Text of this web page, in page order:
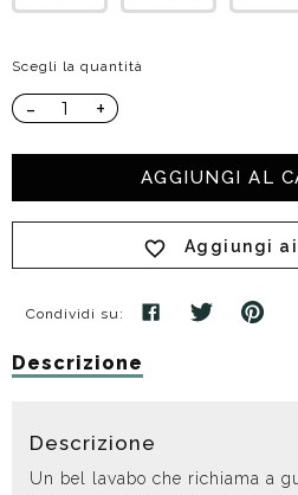
Scegli la quantità
- +
AGGIUNGI AL
Aggiungi
Condividi su:
Descrizione
Descrizione
Un bel lavabo che richiama a